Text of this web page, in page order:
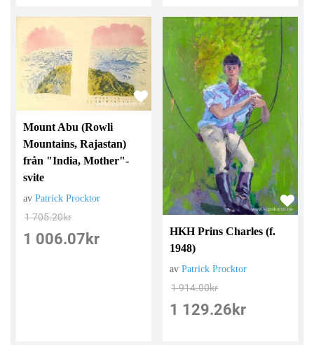
Mount Abu (Rowli
Mountains, Rajastan)
från "India, Mother"-
svite
avPatrick Procktor
1 705.20kr
1 006.07 kr
HKH Prins Charles (f.
1948)
avPatrick Procktor
1 914.00kr
1 129.26 kr